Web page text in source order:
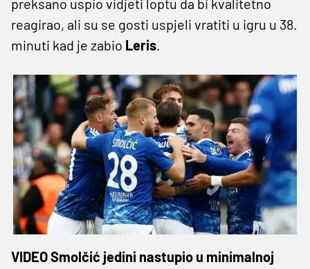
preksano uspio vidjeti loptu da bi kvalitetno
reagirao, ali su se gosti uspjeli vratiti u igru u 38.
minuti kad je zabio Leris.
VIDEO Smolčić jedini nastupio u minimalnoj